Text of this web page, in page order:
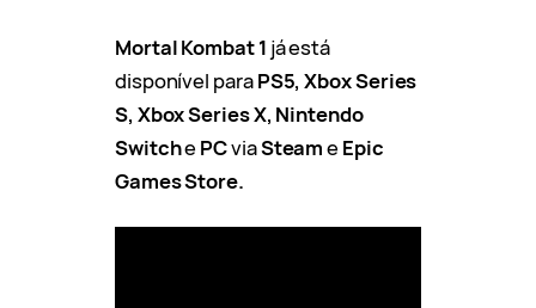
Mortal Kombat 1 já está
disponível paraPS5, Xbox Series
S, Xbox Series X, Nintendo
SwitchePCviaSteameEpic
Games Store.